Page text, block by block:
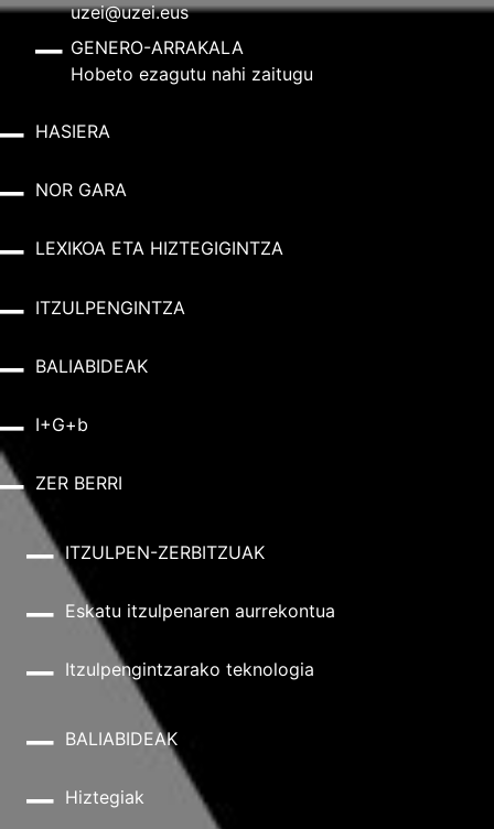
uzei@uzei.eus
GENERO-ARRAKALA
Hobeto ezagutu nahi zaitugu
HASIERA
NOR GARA
LEXIKOA ETA HIZTEGIGINTZA
ITZULPENGINTZA
BALIABIDEAK
I+G+b
ZER BERRI
ITZULPEN-ZERBITZUAK
Eskatu itzulpenaren aurrekontua
Itzulpengintzarako teknologia
BALIABIDEAK
Hiztegiak